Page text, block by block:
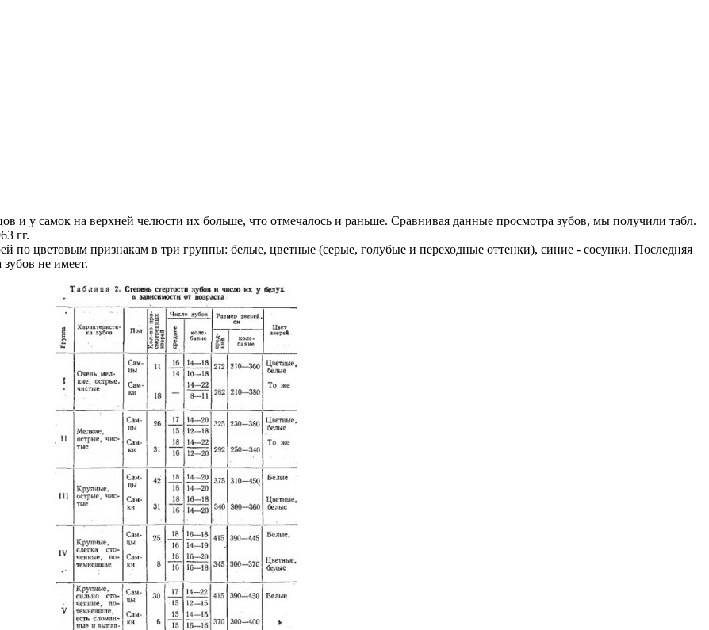
и у самок на верхней челюсти их больше, что отмечалось и раньше. Сравнивая данные просмотра зубов, мы получили табл.
гг.
по цветовым признакам в три группы: белые, цветные (серые, голубые и переходные оттенки), синие - сосунки. Последняя
не имеет.